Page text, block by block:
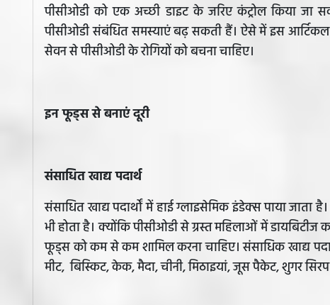
पीसीओडी को एक अच्छी डाइट के जरिए कंट्रोल किया
पीसीओडी संबंधित समस्याएं बढ़ सकती हैं। ऐसे में इस
सेवन से पीसीओडी के रोगियों को बचना चाहिए।
इन फूड्स से बनाएं दूरी
संसाधित खाद्य पदार्थ
संसाधित खाद्य पदार्थों में हाई ग्लाइसेमिक इंडेक्स पाया
भी होता है। क्योंकि पीसीओडी से ग्रस्त महिलाओं में
फूड्स को कम से कम शामिल करना चाहिए। संसाधिक खाद्य
मीट, बिस्‍किट, केक, मैदा, चीनी, मिठाइयां, जूस पैकेट, शुगर